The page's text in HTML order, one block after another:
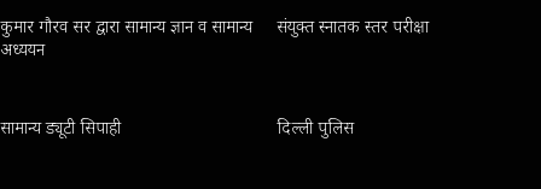
कुमार गौरव सर द्वारा सामान्य ज्ञान व सामान्य
अध्ययन
संयुक्त स्नातक स्तर परीक्षा
सामान्य ड्यूटी सिपाही दिल्ली पुलिस